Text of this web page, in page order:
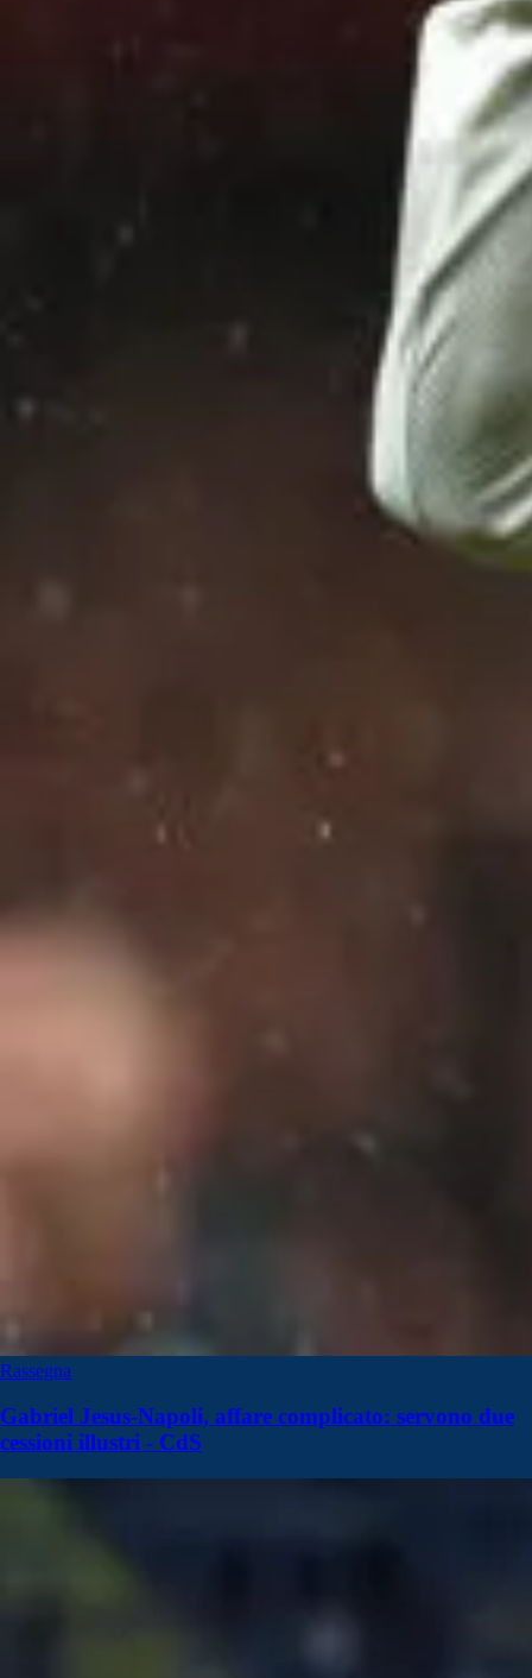
Rassegna
Gabriel Jesus-Napoli, affare complicato: servono due
cessioni illustri - CdS